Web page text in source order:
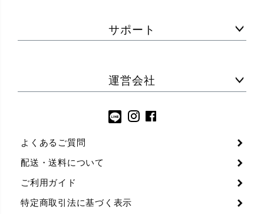
サポート
運営会社
よくあるご質問
配送・送料について
ご利用ガイド
特定商取引法に基づく表示